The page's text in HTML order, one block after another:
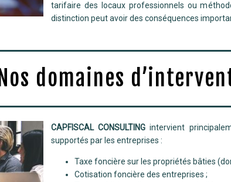
tarifaire des locaux professionnels ou
distinction peut avoir des conséquences
domaines
CAPFISCAL CONSULTING intervient
supportés par les entreprises :
Taxe foncière sur les propriétés bâties
Cotisation foncière des entreprises ;